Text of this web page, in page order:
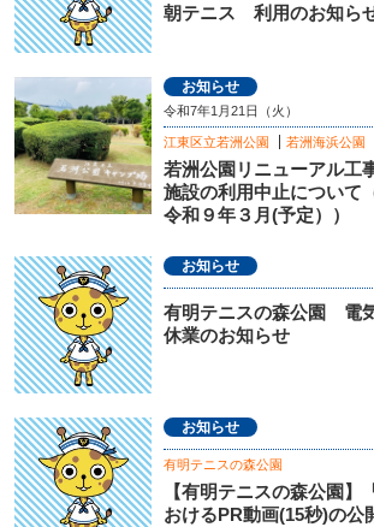
朝テニス 利用のお知ら
お知らせ
令和7年1月21日（火）
江東区立若洲公園 若洲海浜公園
若洲公園リニューアル工
施設の利用中止について
令和９年３月(予定））
お知らせ
有明テニスの森公園 電
休業のお知らせ
お知らせ
有明テニスの森公園
【有明テニスの森公園】
おけるPR動画(15秒)の公